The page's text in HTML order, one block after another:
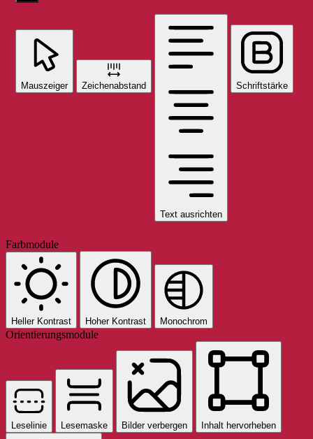
Mauszeiger Zeichenabstand
Text ausrichten
Schriftstärke
Farbmodule
Heller Kontrast Hoher Kontrast Monochrom
Orientierungsmodule
Leselinie Lesemaske Bilder verbergen Inhalt hervorheben